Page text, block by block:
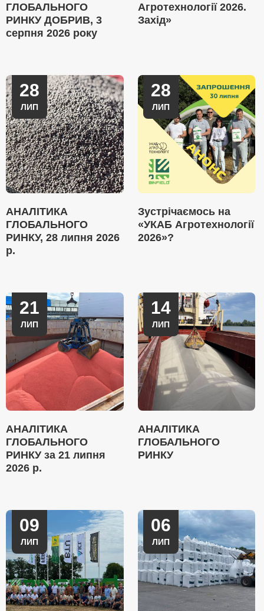
ГЛОБАЛЬНОГО
РИНКУ ДОБРИВ, 3
серпня 2026 року
Агротехнології 2026.
Захід»
28
ЛИП
АНАЛІТИКА
ГЛОБАЛЬНОГО
РИНКУ, 28 липня 2026
р.
28
ЛИП
Зустрічаємось на
«УКАБ Агротехнології
2026»?
21
ЛИП
АНАЛІТИКА
ГЛОБАЛЬНОГО
РИНКУ за 21 липня
2026 р.
14
ЛИП
АНАЛІТИКА
ГЛОБАЛЬНОГО
РИНКУ
09
ЛИП
06
ЛИП